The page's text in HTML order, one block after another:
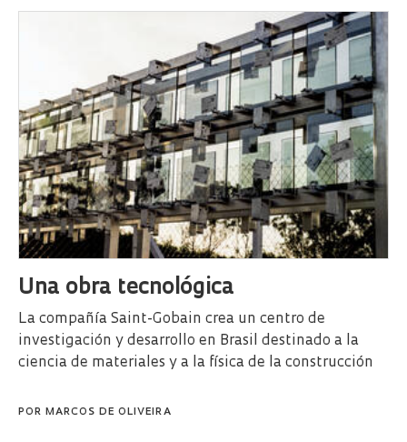
Una obra tecnológica
La compañía Saint-Gobain crea un centro de
investigación y desarrollo en Brasil destinado a la
ciencia de materiales y a la física de la construcción
POR MARCOS DE OLIVEIRA